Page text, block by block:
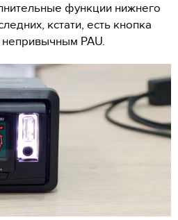
функции нижнего
кстати, есть кнопка
PAU.